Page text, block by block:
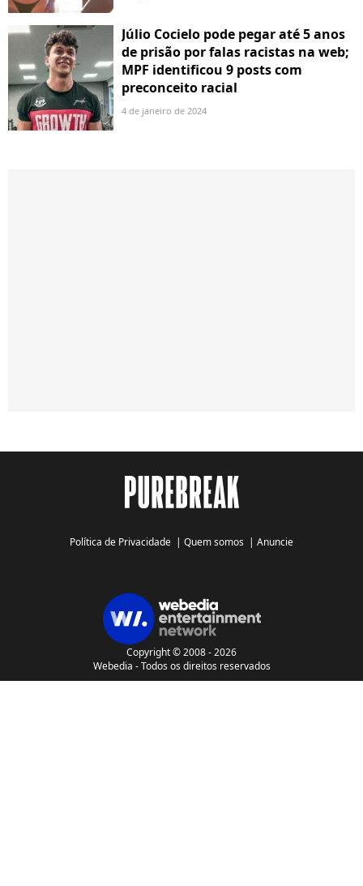
Júlio Cocielo pode pegar até 5 anos
de prisão por falas racistas na web;
MPF identificou 9 posts com
preconceito racial
4 de janeiro de 2024
Política de Privacidade | Quem somos | Anuncie
Copyright © 2008 - 2026
Webedia - Todos os direitos reservados